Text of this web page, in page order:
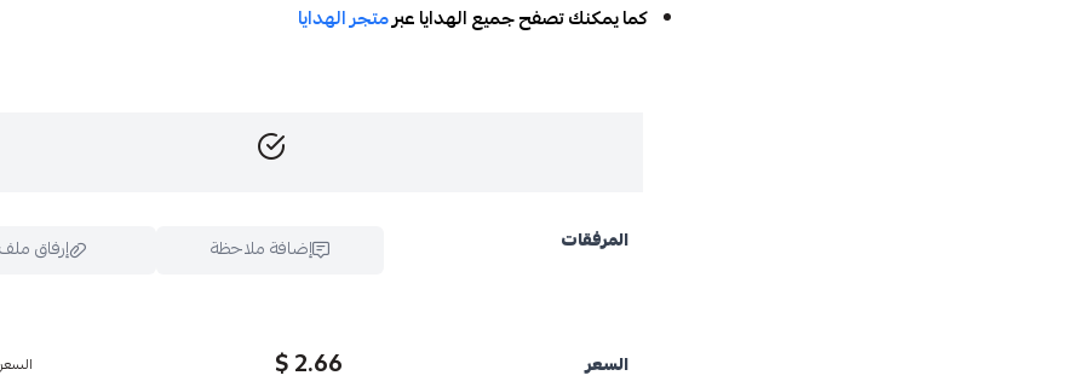
كما يمكنك تصفح جميع الهدايا عبرمتجر الهدايا
المرفقات إضافة ملاحظة إرفاق ملف
السعر 2.66 $